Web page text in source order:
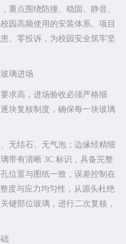
重点围绕防撞、稳固、静音、
园高频使用的安装体系。项目
、零投诉，为校园安全筑牢坚
璃进场
求高，进场验收必须严格细
块复核制度，确保每一块玻璃
无结石、无气泡；边缘经精细
带有清晰 3C 标识，具备完整
位置与图纸一致，误差控制在
度与应力均匀性，从源头杜绝
键部位玻璃，进行二次复核，